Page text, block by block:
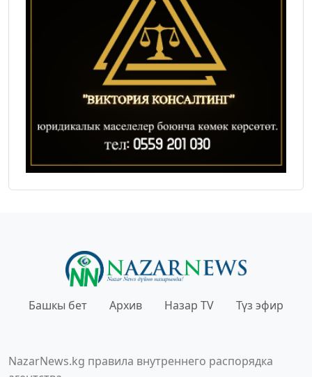
Башкы бет Архив Назар TV Түз эфир
NazarNews.kg правила внутреннего распорядка